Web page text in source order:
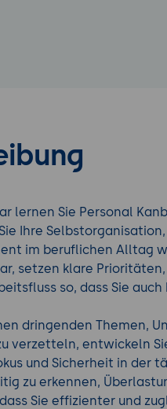
lernen Sie Personal
Ihre
im beruflichen Alltag
setzen klare
so, dass Sie
dringenden Themen,
verzetteln, entwickeln
und Sicherheit in der
zu erkennen,
Sie effizienter und